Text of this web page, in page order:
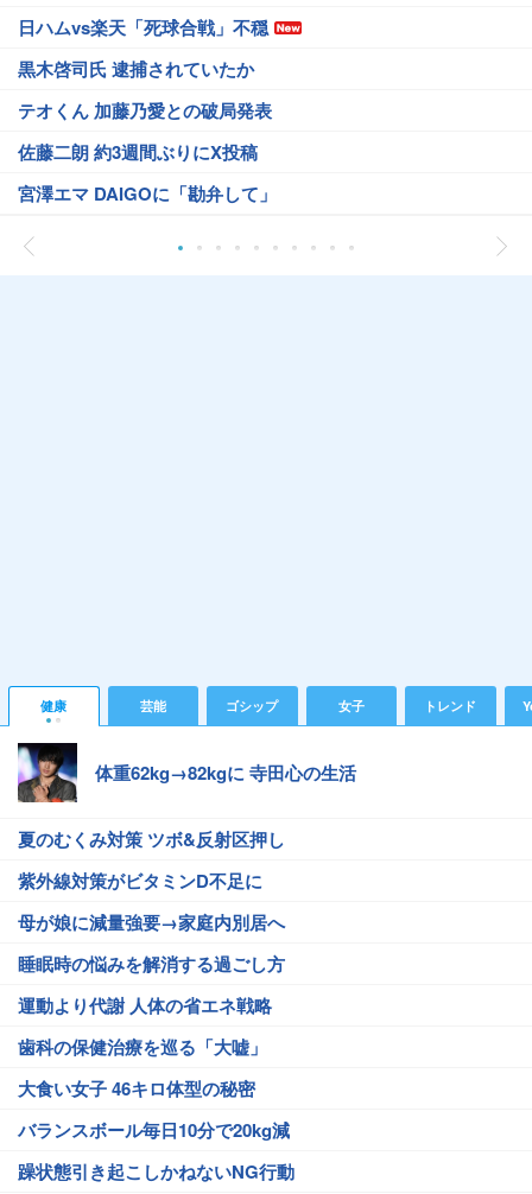
日ハムvs楽天「死球合戦」不穏
黒木啓司氏 逮捕されていたか
テオくん 加藤乃愛との破局発表
佐藤二朗 約3週間ぶりにX投稿
宮澤エマ DAIGOに「勘弁して」
健康 芸能 ゴシップ 女子 トレンド
体重62kg→82kgに 寺田心の生活
夏のむくみ対策 ツボ&反射区押し
紫外線対策がビタミンD不足に
母が娘に減量強要→家庭内別居へ
睡眠時の悩みを解消する過ごし方
運動より代謝 人体の省エネ戦略
歯科の保健治療を巡る「大嘘」
大食い女子 46キロ体型の秘密
バランスボール毎日10分で20kg減
躁状態引き起こしかねないNG行動